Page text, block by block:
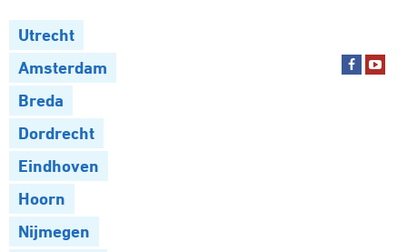
Utrecht
Amsterdam
Breda
Dordrecht
Eindhoven
Hoorn
Nijmegen